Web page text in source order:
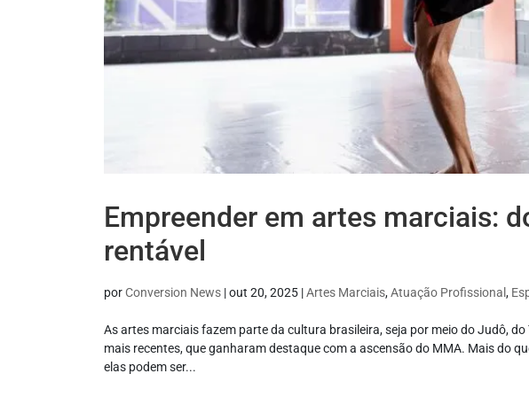
Empreender em artes marciais:
rentável
porConversion News |out 20, 2025 |Artes Marciais,Atuação Profissional ,
As artes marciais fazem parte da cultura brasileira, seja por meio do Judô,
mais recentes, que ganharam destaque com a ascensão do MMA. Mais do
elas podem ser...